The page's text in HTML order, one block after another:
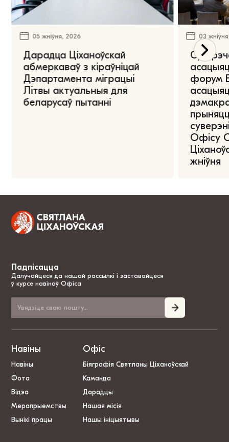
05 жніўня, 2026
Дарадца Ціханоўскай
абмеркаваў з кіраўніцай
Дэпартамента міграцыі
Літвы актуальныя для
беларусаў пытанні
03
форум
Офісу
жніўня
Падпісацца
Далучайцеся да нашай рассылкі і заставайцеся
ў курсе навінаў Офіса
Навіны
Навіны
Фота
Відэа
Мерапрыемствы
Вынікі працы
Офіс
Біяграфія Святланы Ціханоўскай
Каманда
Дарадцы
Нашая місія
Нашы ініцыятывы